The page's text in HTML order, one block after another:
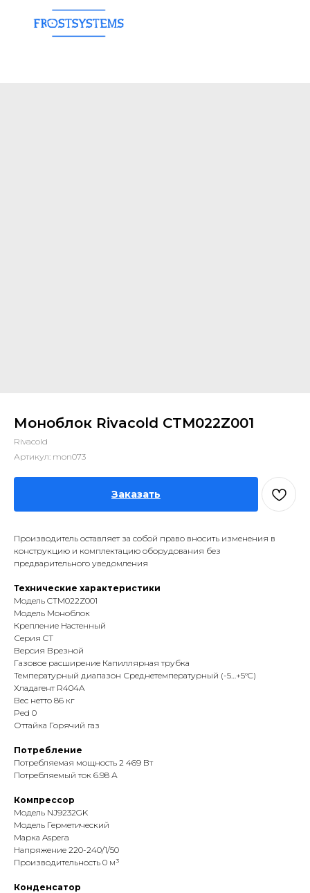
Моноблок Rivacold CTM022Z001
Rivacold
Артикул: mon073
Заказать
Производитель оставляет за собой право вносить изменения в
конструкцию и комплектацию оборудования без
предварительного уведомления
Технические характеристики
Модель CTM022Z001
Модель Моноблок
Крепление Настенный
Серия CT
Версия Врезной
Газовое расширение Капиллярная трубка
Температурный диапазон Среднетемпературный (-5…+5°C)
Хладагент R404A
Вес нетто 86 кг
Ped 0
Оттайка Горячий газ
Потребление
Потребляемая мощность 2 469 Вт
Потребляемый ток 6.98 А
Компрессор
Модель NJ9232GK
Модель Герметический
Марка Aspera
Напряжение 220-240/1/50
Производительность 0 м³
Конденсатор